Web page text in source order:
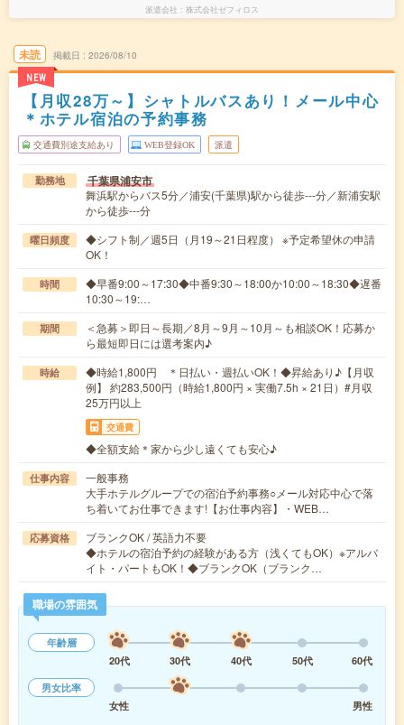
派遣会社 株式会社ゼフィロス
未読
NEW
掲載日 2026/08/10
【月収28万～】シャトルバスあり！メール中心
＊ホテル宿泊の予約事務
交通費別途支給あり WEB登録OK 派遣
勤務地 千葉県浦安市
舞浜駅からバス5分／浦安(千葉県)駅から徒歩---分／新浦安駅
から徒歩---分
曜日頻度
◆シフト制／週5日（月19～21日程度） ※予定希望休の申請
OK！
時間
◆早番9:00～17:30◆中番9:30～18:00か10:00～18:30◆遅番
10:30～19:…
期間
＜急募＞即日～長期／8月～9月～10月～も相談OK！応募か
ら最短即日には選考案内♪
時給
◆時給1,800円 ＊日払い・週払いOK！◆昇給あり♪【月収
例】 約283,500円（時給1,800円 × 実働7.5h × 21日）#月収
25万円以上
交通費
◆全額支給＊家から少し遠くても安心♪
仕事内容
一般事務
大手ホテルグループでの宿泊予約事務○メール対応中心で落
ち着いてお仕事できます!【お仕事内容】・WEB…
応募資格
ブランクOK / 英語力不要
◆ホテルの宿泊予約の経験がある方（浅くてもOK）※アルバ
イト・パートもOK！◆ブランクOK（ブランク…
職場の雰囲気
年齢層
20代
30代 40代 50代
60代
男女比率
女性
男性